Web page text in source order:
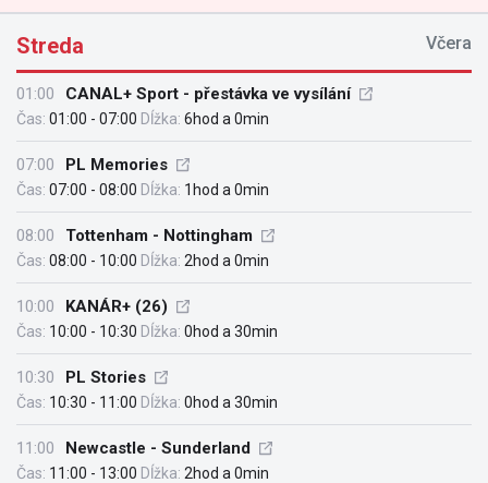
Streda Včera
01:00 CANAL+ Sport - přestávka ve vysílání
Čas: 01:00 - 07:00 Dĺžka: 6hod a 0min
07:00 PL Memories
Čas: 07:00 - 08:00 Dĺžka: 1hod a 0min
08:00 Tottenham - Nottingham
Čas: 08:00 - 10:00 Dĺžka: 2hod a 0min
10:00 KANÁR+ (26)
Čas: 10:00 - 10:30 Dĺžka: 0hod a 30min
10:30 PL Stories
Čas: 10:30 - 11:00 Dĺžka: 0hod a 30min
11:00 Newcastle - Sunderland
Čas: 11:00 - 13:00 Dĺžka: 2hod a 0min